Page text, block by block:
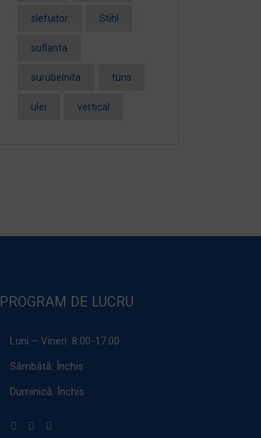
slefuitor Stihl
suflanta
surubelnita tuns
ulei vertical
PROGRAM DE LUCRU
Luni – Vineri: 8.00-17.00
Sâmbătă: Închis
Duminică: Închis